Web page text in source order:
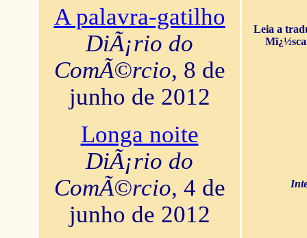
A palavra-gatilho
DiÃ¡rio do
ComÃ©rcio, 8 de
junho de 2012
Longa noite
DiÃ¡rio do
ComÃ©rcio, 4 de
junho de 2012
Leia a